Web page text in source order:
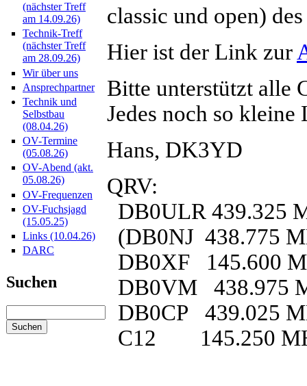
(nächster Treff
am 14.09.26)
Technik-Treff
(nächster Treff
am 28.09.26)
Wir über uns
Ansprechpartner
Technik und
Selbstbau
(08.04.26)
OV-Termine
(05.08.26)
OV-Abend (akt.
05.08.26)
OV-Frequenzen
OV-Fuchsjagd
(15.05.25)
Links (10.04.26)
DARC
Suchen
classic und open)
Hier ist der Link zur
Bitte unterstützt alle
Jedes noch so
Hans, DK3YD
QRV:
DB0ULR 439.325
(DB0NJ 438.775
DB0XF 145.600
DB0VM 438.975
DB0CP 439.025
C12 145.250